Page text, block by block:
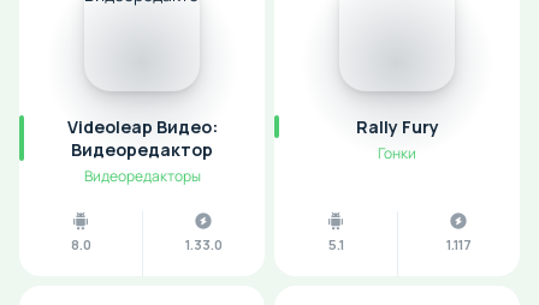
Videoleap Видео:
Видеоредактор
Видеоредакторы
8.0 1.33.0
Rally Fury
Гонки
5.1 1.117